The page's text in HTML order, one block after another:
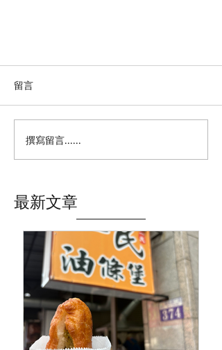
布萊頓 Brighton 一日遊｜英皇閣
Royal Pavilion及其週邊 自由行 倫
敦近郊 英國旅遊🇬🇧
留言
撰寫留言......
最新文章